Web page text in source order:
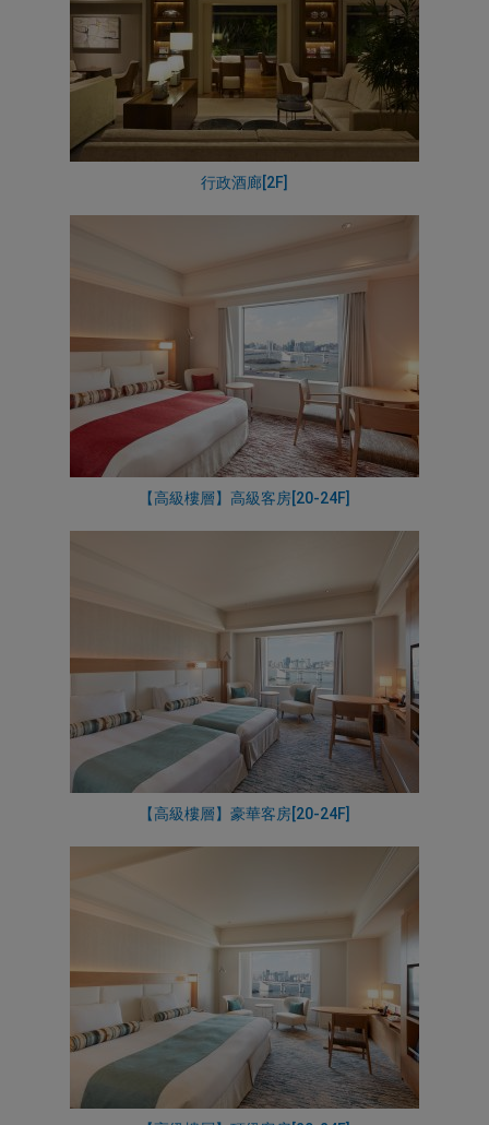
行政酒廊[2F]
【高級樓層】高級客房[20-24F]
【高級樓層】豪華客房[20-24F]